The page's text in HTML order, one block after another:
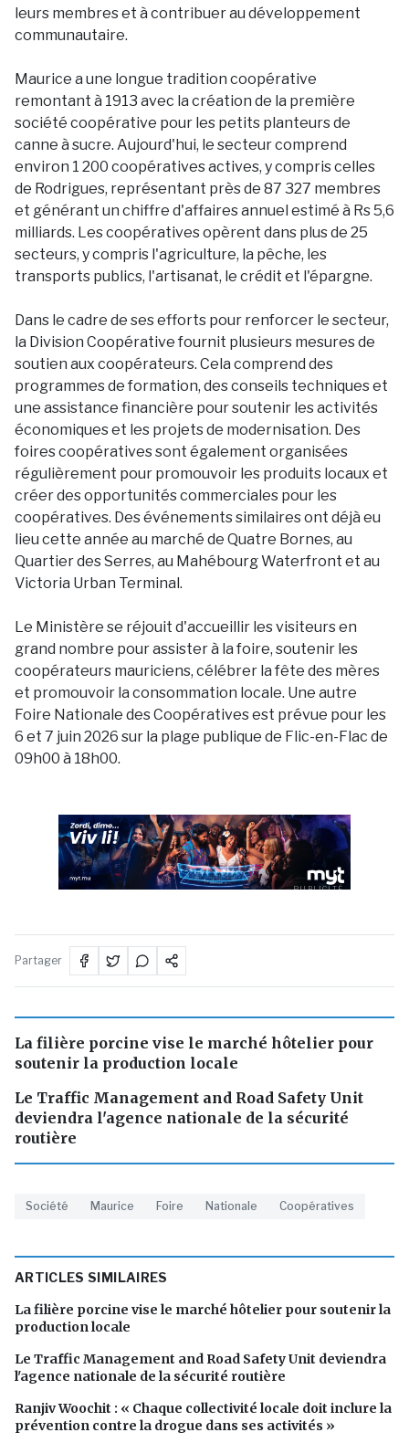
leurs membres et à contribuer au développement
communautaire.
Maurice a une longue tradition coopérative
remontant à 1913 avec la création de la première
société coopérative pour les petits planteurs de
canne à sucre. Aujourd'hui, le secteur comprend
environ 1 200 coopératives actives, y compris celles
de Rodrigues, représentant près de 87 327 membres
et générant un chiffre d'affaires annuel estimé à Rs 5,6
milliards. Les coopératives opèrent dans plus de 25
secteurs, y compris l'agriculture, la pêche, les
transports publics, l'artisanat, le crédit et l'épargne.
Dans le cadre de ses efforts pour renforcer le secteur,
la Division Coopérative fournit plusieurs mesures de
soutien aux coopérateurs. Cela comprend des
programmes de formation, des conseils techniques et
une assistance financière pour soutenir les activités
économiques et les projets de modernisation. Des
foires coopératives sont également organisées
régulièrement pour promouvoir les produits locaux et
créer des opportunités commerciales pour les
coopératives. Des événements similaires ont déjà eu
lieu cette année au marché de Quatre Bornes, au
Quartier des Serres, au Mahébourg Waterfront et au
Victoria Urban Terminal.
Le Ministère se réjouit d'accueillir les visiteurs en
grand nombre pour assister à la foire, soutenir les
coopérateurs mauriciens, célébrer la fête des mères
et promouvoir la consommation locale. Une autre
Foire Nationale des Coopératives est prévue pour les
6 et 7 juin 2026 sur la plage publique de Flic-en-Flac de
09h00 à 18h00.
PUBLICITÉ
Partager
La filière porcine vise le marché hôtelier pour
soutenir la production locale
Le Traffic Management and Road Safety Unit
deviendra l'agence nationale de la sécurité
routière
Société Maurice Foire Nationale Coopératives
ARTICLES SIMILAIRES
La filière porcine vise le marché hôtelier pour soutenir la
production locale
Le Traffic Management and Road Safety Unit deviendra
l'agence nationale de la sécurité routière
Ranjiv Woochit : « Chaque collectivité locale doit inclure la
prévention contre la drogue dans ses activités »